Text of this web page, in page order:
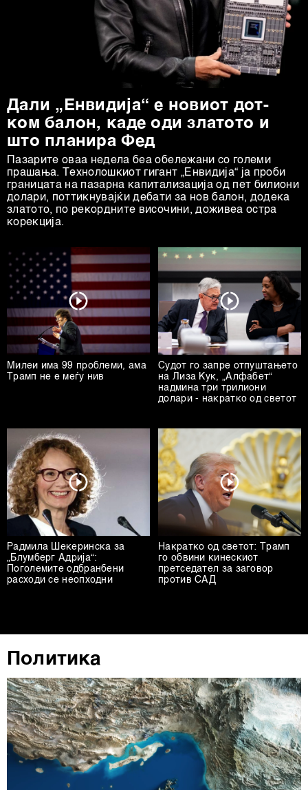
Дали „Енвидија“ е новиот дот-
ком балон, каде оди златото и
што планира Фед
Пазарите оваа недела беа обележани со големи
прашања. Технолошкиот гигант „Енвидија“ ја проби
границата на пазарна капитализација од пет билиони
долари, поттикнувајќи дебати за нов балон, додека
златото, по рекордните височини, доживеа остра
корекција.
Милеи има 99 проблеми, ама
Трамп не е меѓу нив
Судот го запре отпуштањето
на Лиза Кук, „Алфабет“
надмина три трилиони
долари - накратко од светот
Радмила Шекеринска за
„Блумберг Адрија“:
Поголемите одбранбени
расходи се неопходни
Накратко од светот: Трамп
го обвини кинескиот
претседател за заговор
против САД
Политика